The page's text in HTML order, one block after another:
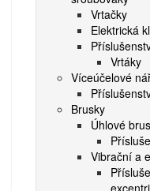
Vrtačky
Elektrická
Vrtáky
Víceúčelové
Brusky
Úhlové
Vibrační a